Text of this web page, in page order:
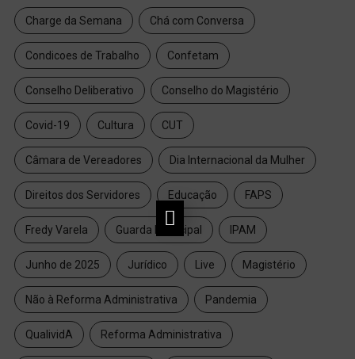
Charge da Semana Chá com Conversa
Condicoes de Trabalho Confetam
Conselho Deliberativo Conselho do Magistério
Covid-19 Cultura CUT
Câmara de Vereadores Dia Internacional da Mulher
Direitos dos Servidores Educação FAPS
Fredy Varela Guarda Municipal IPAM
Junho de 2025 Jurídico Live Magistério
Não à Reforma Administrativa Pandemia
QualividA Reforma Administrativa